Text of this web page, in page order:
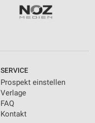
SERVICE
Prospekt einstellen
Verlage
FAQ
Kontakt